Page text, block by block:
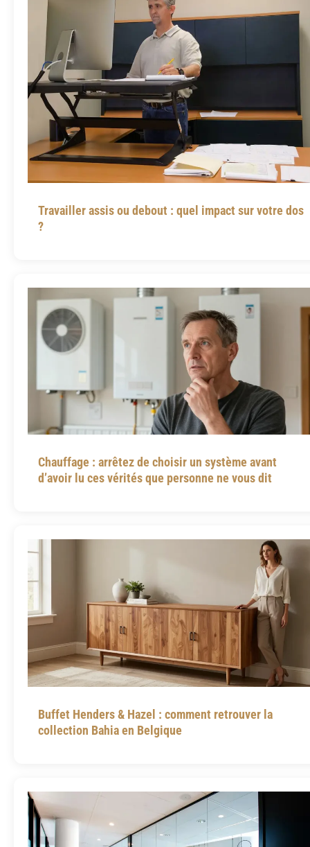
Travailler assis ou debout : quel impact sur votre dos
?
Chauffage : arrêtez de choisir un système avant
d’avoir lu ces vérités que personne ne vous dit
Buffet Henders & Hazel : comment retrouver la
collection Bahia en Belgique